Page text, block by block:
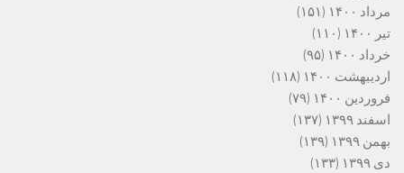
مرداد ۱۴۰۰
(۱۵۱)
تیر ۱۴۰۰
(۱۱۰)
خرداد ۱۴۰۰
(۹۵)
اردیبهشت ۱۴۰۰
(۱۱۸)
فروردین ۱۴۰۰
(۷۹)
اسفند ۱۳۹۹
(۱۳۷)
بهمن ۱۳۹۹
(۱۳۹)
دی ۱۳۹۹
(۱۳۳)